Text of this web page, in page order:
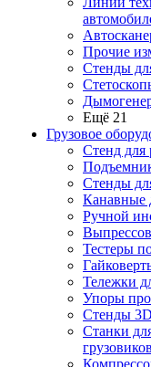
Прочие
Стенды
Ещё 21
Грузовое
Стенд для
Стенды
Канавные
Ручной
Тестеры
Тележки
Упоры
Стенды
Станки
грузовиков